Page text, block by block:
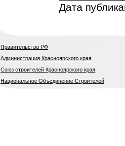
Дата
Правительство РФ
Администрация Красноярского края
Союз строителей Красноярского края
Национальное Объединение Строителей